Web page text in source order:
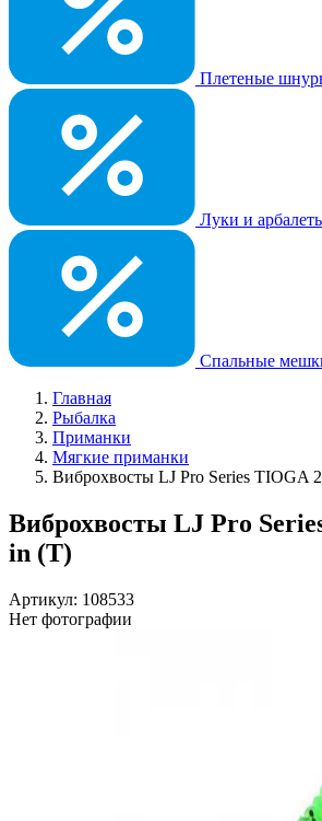
Плетеные
Луки и
Спальные
Главная
Рыбалка
Приманки
Мягкие приманки
Виброхвосты LJ Pro Series TIOGA
Виброхвосты LJ Pro
in (T)
Артикул: 108533
Нет фотографии